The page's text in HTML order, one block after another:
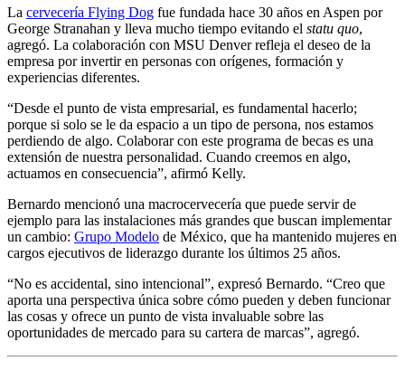
La cervecería Flying Dog fue fundada hace 30 años en Aspen por
George Stranahan y lleva mucho tiempo evitando el statu quo,
agregó. La colaboración con MSU Denver refleja el deseo de la
empresa por invertir en personas con orígenes, formación y
experiencias diferentes.
“Desde el punto de vista empresarial, es fundamental hacerlo;
porque si solo se le da espacio a un tipo de persona, nos estamos
perdiendo de algo. Colaborar con este programa de becas es una
extensión de nuestra personalidad. Cuando creemos en algo,
actuamos en consecuencia”, afirmó Kelly.
Bernardo mencionó una macrocervecería que puede servir de
ejemplo para las instalaciones más grandes que buscan implementar
un cambio: Grupo Modelo de México, que ha mantenido mujeres en
cargos ejecutivos de liderazgo durante los últimos 25 años.
“No es accidental, sino intencional”, expresó Bernardo. “Creo que
aporta una perspectiva única sobre cómo pueden y deben funcionar
las cosas y ofrece un punto de vista invaluable sobre las
oportunidades de mercado para su cartera de marcas”, agregó.